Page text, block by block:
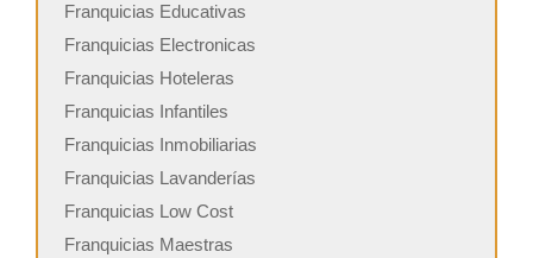
Franquicias Educativas
Franquicias Electronicas
Franquicias Hoteleras
Franquicias Infantiles
Franquicias Inmobiliarias
Franquicias Lavanderías
Franquicias Low Cost
Franquicias Maestras